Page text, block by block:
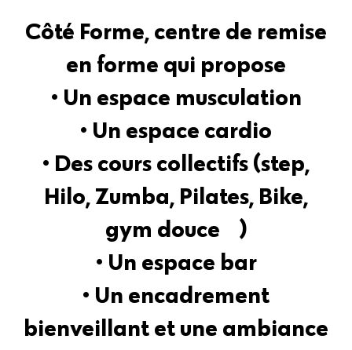
Côté Forme, centre de remise
en forme qui propose
• Un espace musculation
• Un espace cardio
• Des cours collectifs (step,
Hilo, Zumba, Pilates, Bike,
gym douce …)
• Un espace bar
• Un encadrement
bienveillant et une ambiance